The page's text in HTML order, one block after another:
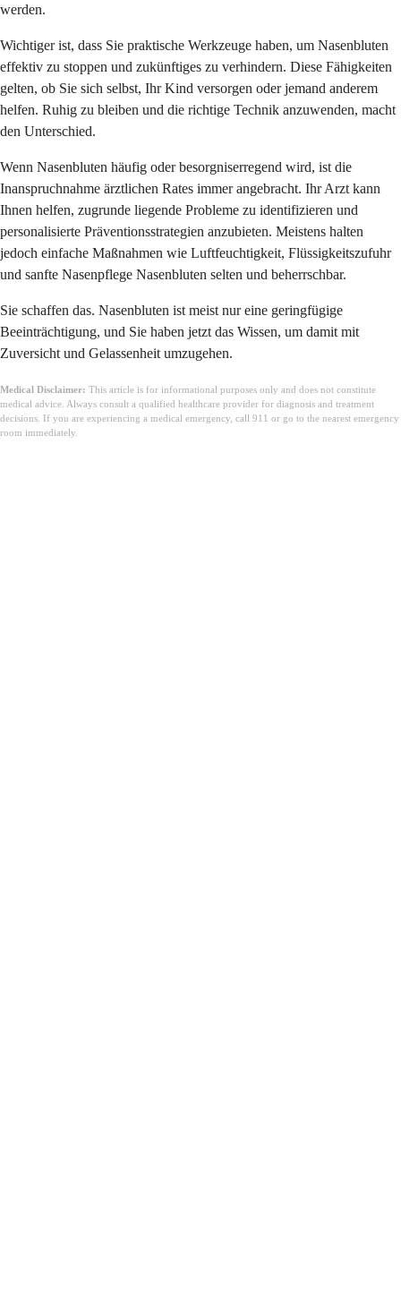
werden.
Wichtiger ist, dass Sie praktische Werkzeuge haben, um Nasenbluten
effektiv zu stoppen und zukünftiges zu verhindern. Diese Fähigkeiten
gelten, ob Sie sich selbst, Ihr Kind versorgen oder jemand anderem
helfen. Ruhig zu bleiben und die richtige Technik anzuwenden, macht
den Unterschied.
Wenn Nasenbluten häufig oder besorgniserregend wird, ist die
Inanspruchnahme ärztlichen Rates immer angebracht. Ihr Arzt kann
Ihnen helfen, zugrunde liegende Probleme zu identifizieren und
personalisierte Präventionsstrategien anzubieten. Meistens halten
jedoch einfache Maßnahmen wie Luftfeuchtigkeit, Flüssigkeitszufuhr
und sanfte Nasenpflege Nasenbluten selten und beherrschbar.
Sie schaffen das. Nasenbluten ist meist nur eine geringfügige
Beeinträchtigung, und Sie haben jetzt das Wissen, um damit mit
Zuversicht und Gelassenheit umzugehen.
Medical Disclaimer: This article is for informational purposes only and does not constitute
medical advice. Always consult a qualified healthcare provider for diagnosis and treatment
decisions. If you are experiencing a medical emergency, call 911 or go to the nearest emergency
room immediately.